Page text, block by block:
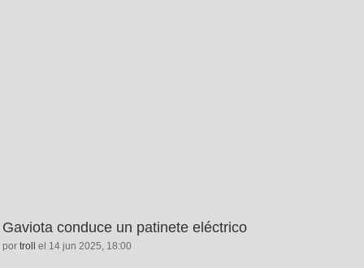
Gaviota conduce un patinete eléctrico
por troll el 14 jun 2025, 18:00